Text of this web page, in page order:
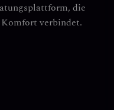
die
verbindet.